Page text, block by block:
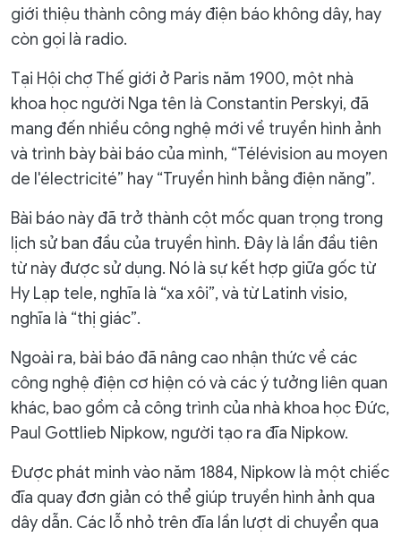
giới thiệu thành công máy điện báo không dây, hay
còn gọi là radio.
Tại Hội chợ Thế giới ở Paris năm 1900, một nhà
khoa học người Nga tên là Constantin Perskyi, đã
mang đến nhiều công nghệ mới về truyền hình ảnh
và trình bày bài báo của mình, “Télévision au moyen
de l'électricité” hay “Truyền hình bằng điện năng”.
Bài báo này đã trở thành cột mốc quan trọng trong
lịch sử ban đầu của truyền hình. Đây là lần đầu tiên
từ này được sử dụng. Nó là sự kết hợp giữa gốc từ
Hy Lạp tele, nghĩa là “xa xôi”, và từ Latinh visio,
nghĩa là “thị giác”.
Ngoài ra, bài báo đã nâng cao nhận thức về các
công nghệ điện cơ hiện có và các ý tưởng liên quan
khác, bao gồm cả công trình của nhà khoa học Đức,
Paul Gottlieb Nipkow, người tạo ra đĩa Nipkow.
Được phát minh vào năm 1884, Nipkow là một chiếc
đĩa quay đơn giản có thể giúp truyền hình ảnh qua
dây dẫn. Các lỗ nhỏ trên đĩa lần lượt di chuyển qua